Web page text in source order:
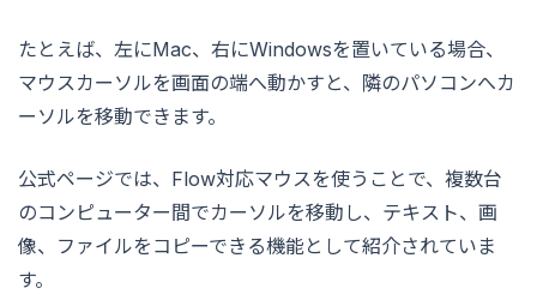
たとえば、左にMac、右にWindowsを置いている場合、
マウスカーソルを画面の端へ動かすと、隣のパソコンへカ
ーソルを移動できます。
公式ページでは、Flow対応マウスを使うことで、複数台
のコンピューター間でカーソルを移動し、テキスト、画
像、ファイルをコピーできる機能として紹介されていま
す。